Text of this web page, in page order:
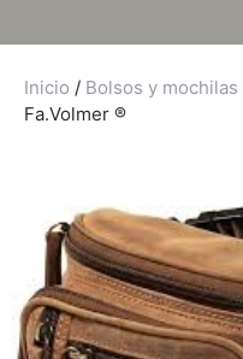
Inicio / Bolsos y mochilas
Fa.Volmer ®